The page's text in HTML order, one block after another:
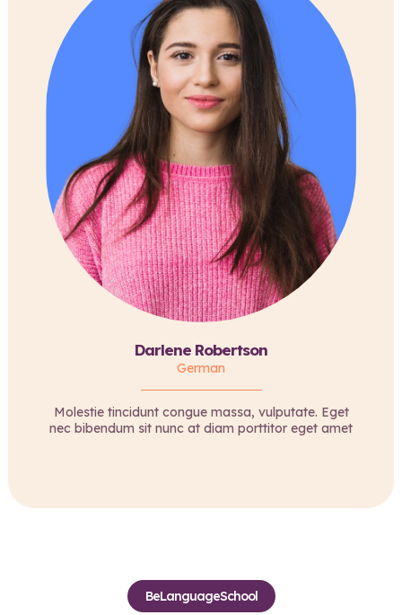
Darlene Robertson
German
Molestie tincidunt congue massa, vulputate. Eget
nec bibendum sit nunc at diam porttitor eget amet
BeLanguageSchool